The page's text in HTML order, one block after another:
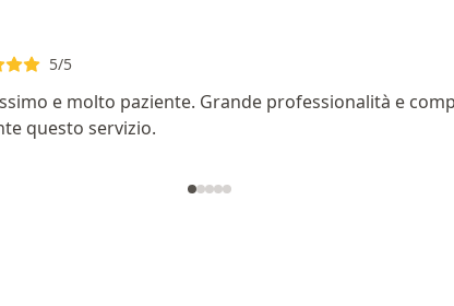
5/5
e molto paziente. Grande professionalità e
questo servizio.